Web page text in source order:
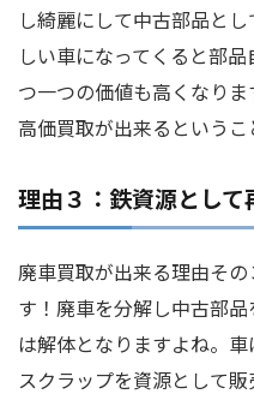
し綺麗にして中古部品と
しい車になってくると部
つ一つの価値も高くなり
高価買取が出来るというこ
理由３：鉄資源として
廃車買取が出来る理由そ
す！廃車を分解し中古部
は解体となりますよね。
スクラップを資源として